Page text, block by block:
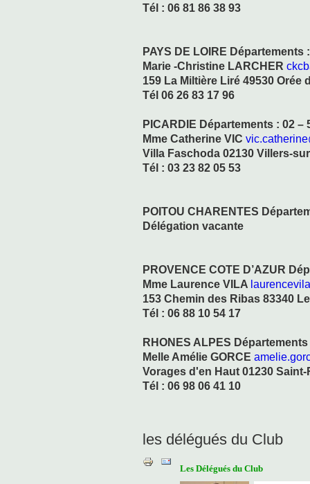
Tél : 06 81 86 38 93
PAYS DE LOIRE Départements
Marie -Christine LARCHER
159 La Miltière Liré 49530 Orée
Tél 06 26 83 17 96
PICARDIE Départements : 02 –
Mme Catherine VIC
Villa Faschoda 02130 Villers-
Tél : 03 23 82 05 53
POITOU CHARENTES
Délégation vacante
PROVENCE COTE D’AZUR
Mme Laurence VILA
153 Chemin des Ribas 83340
Tél : 06 88 10 54 17
RHONES ALPES Départements
Melle Amélie GORCE
Vorages d'en Haut 01230
Tél : 06 98 06 41 10
les délégués du Club
Les Délégués du Club